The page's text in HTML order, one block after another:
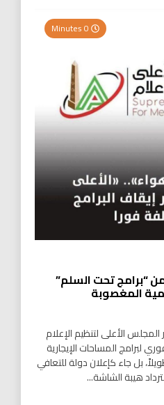
زمن “برامج تحت السلم”
المغصوبة
الأعلى لتنظيم الإعلام
لبرامج المساحات الإيجارية
بل جاء كإعلان دولة للتعافي
هيبة الشاشة...